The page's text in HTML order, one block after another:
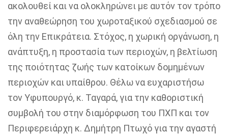
ακολουθεί και να ολοκληρώνει με αυτόν τον τρόπο
την αναθεώρηση του χωροταξικού σχεδιασμού σε
όλη την Επικράτεια. Στόχος, η χωρική οργάνωση, η
ανάπτυξη, η προστασία των περιοχών, η βελτίωση
της ποιότητας ζωής των κατοίκων δομημένων
περιοχών και υπαίθρου. Θέλω να ευχαριστήσω
τον Υφυπουργό, κ. Ταγαρά, για την καθοριστική
συμβολή του στην διαμόρφωση του ΠΧΠ και τον
Περιφερειάρχη κ. Δημήτρη Πτωχό για την αγαστή